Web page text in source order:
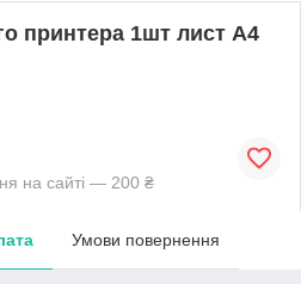
принтера 1шт лист A4
на сайті — 200 ₴
Умови повернення